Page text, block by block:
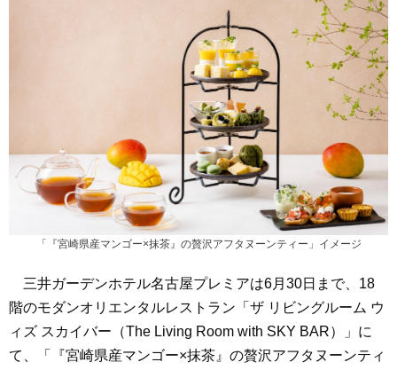
「『宮崎県産マンゴー×抹茶』の贅沢アフタヌーンティー」イメージ
三井ガーデンホテル名古屋プレミアは6月30日まで、18
階のモダンオリエンタルレストラン「ザ リビングルーム ウ
ィズ スカイバー（The Living Room with SKY BAR）」に
て、「『宮崎県産マンゴー×抹茶』の贅沢アフタヌーンティ